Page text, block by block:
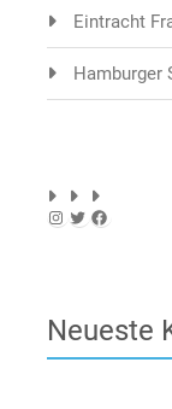
Eintracht
Hamburger
Instagram
TwitterFacebook
Neueste